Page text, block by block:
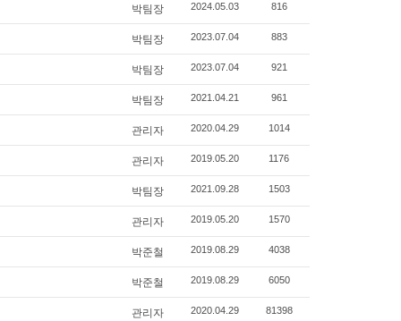
박팀장 2024.05.03 816
박팀장 2023.07.04 883
박팀장 2023.07.04 921
박팀장 2021.04.21 961
관리자 2020.04.29 1014
관리자 2019.05.20 1176
박팀장 2021.09.28 1503
관리자 2019.05.20 1570
박준철 2019.08.29 4038
박준철 2019.08.29 6050
관리자 2020.04.29 81398